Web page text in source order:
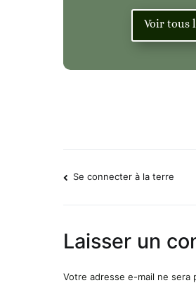
Voir tous
Navigation
de
l’article
Se connecter à la terre
Laisser un
Votre adresse e-mail ne sera